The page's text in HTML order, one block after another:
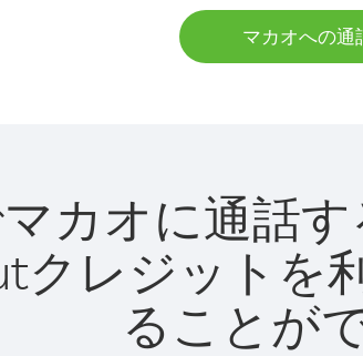
マカオへの通
カオに通話す
クレジットを
ることが